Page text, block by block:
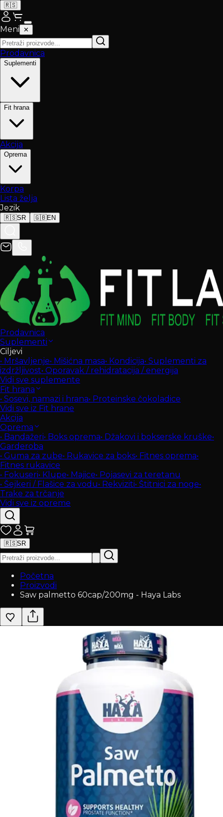
🇷🇸
Meni ✕
Prodavnica
Suplementi
Fit hrana
Akcija
Oprema
Korpa
Lista želja
Jezik
🇷🇸SR 🇬🇧EN
Prodavnica
Suplementi
Ciljevi
• Mršavljenje• Mišićna masa• Kondicija• Suplementi za
izdržljivost• Oporavak / rehidratacija / energija
Vidi sve suplemente
Fit hrana
• Sosevi, namazi i hrana• Proteinske čokoladice
Vidi sve iz Fit hrane
Akcija
Oprema
• Bandažeri• Boks oprema• Džakovi i bokserske kruške•
Garderoba
• Guma za zube• Rukavice za boks• Fitnes oprema•
Fitnes rukavice
• Fokuseri• Klupe• Majice• Pojasevi za teretanu
• Šejkeri / Flašice za vodu• Rekviziti• Štitnici za noge•
Trake za trčanje
Vidi sve iz opreme
🇷🇸SR
Početna
Proizvodi
Saw palmetto 60cap/200mg - Haya Labs